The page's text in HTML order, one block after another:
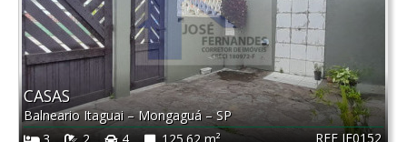
REF JF0152
CASAS
Balneario Itaguai–Mongaguá–SP
3
2 4 125.62 m²